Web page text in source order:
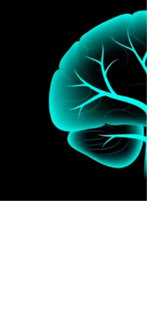
cérebro